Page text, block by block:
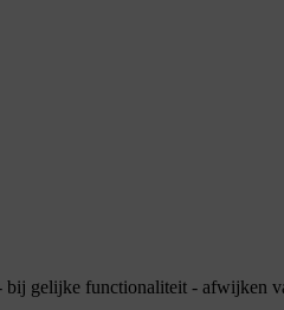
gelijke functionaliteit - afwijken